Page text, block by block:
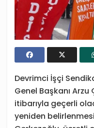
Devrimci İşçi
Genel Başkanı
itibarıyla geçerli
yeniden